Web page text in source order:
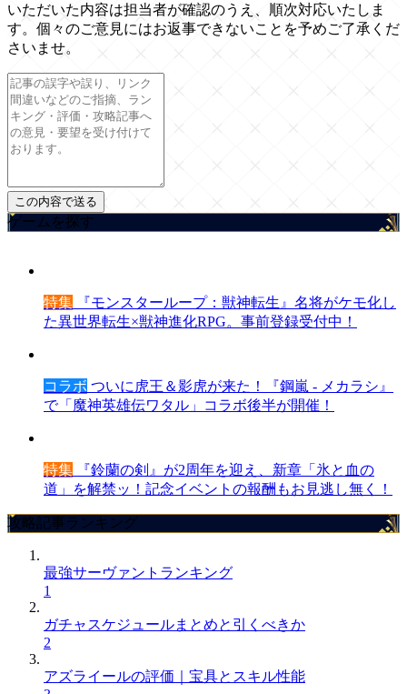
いただいた内容は担当者が確認のうえ、順次対応いたしま
す。個々のご意見にはお返事できないことを予めご了承くだ
さいませ。
ゲームを探す
特集 『モンスターループ：獣神転生』名将がケモ化し
た異世界転生×獣神進化RPG。事前登録受付中！
コラボ ついに虎王＆影虎が来た！『鋼嵐 - メカラシ』
で「魔神英雄伝ワタル」コラボ後半が開催！
特集 『鈴蘭の剣』が2周年を迎え、新章「氷と血の
道」を解禁ッ！記念イベントの報酬もお見逃し無く！
攻略記事ランキング
最強サーヴァントランキング
1
ガチャスケジュールまとめと引くべきか
2
アズライールの評価｜宝具とスキル性能